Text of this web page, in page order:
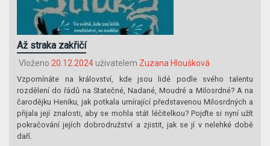
Až straka zakřičí
Vloženo 20.12.2024uživatelem Zuzana Hloušková
Vzpomínáte na království, kde jsou lidé podle svého talentu
rozdělení do řádů na Statečné, Nadané, Moudré a Milosrdné? A na
čarodějku Heniku, jak potkala umírající představenou Milosrdných a
přijala její znalosti, aby se mohla stát léčitelkou? Pojďte si nyní užít
pokračování jejích dobrodružství a zjistit, jak se jí v nelehké době
daří.